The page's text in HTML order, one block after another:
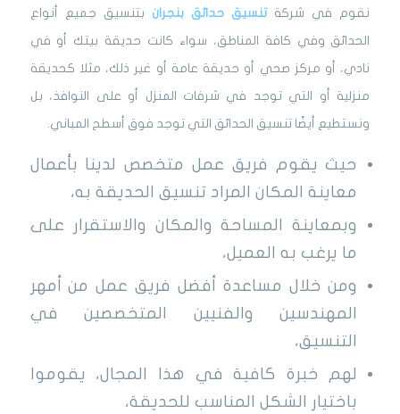
نقوم في شركةتنسيق حدائق بنجران بتنسيق جميع أنواع
الحدائق وفي كافة المناطق، سواء كانت حديقة بيتك أو في
نادي، أو مركز صحي أو حديقة عامة أو غير ذلك، مثلا كحديقة
منزلية أو التي توجد في شرفات المنزل أو على النوافذ، بل
ونستطيع أيضًا تنسيق الحدائق التي توجد فوق أسطح المباني.
حيث يقوم فريق عمل متخصص لدينا بأعمال
معاينة المكان المراد تنسيق الحديقة به،
وبمعاينة المساحة والمكان والاستقرار على
ما يرغب به العميل،
ومن خلال مساعدة أفضل فريق عمل من أمهر
المهندسين والفنيين المتخصصين في
التنسيق،
لهم خبرة كافية في هذا المجال، يقوموا
باختيار الشكل المناسب للحديقة،